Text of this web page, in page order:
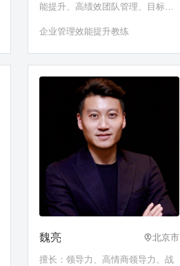
能提升、高绩效团队管理、目标计
企业管理效能提升教练
魏亮 北京市
擅长：领导力、高情商领导力、战